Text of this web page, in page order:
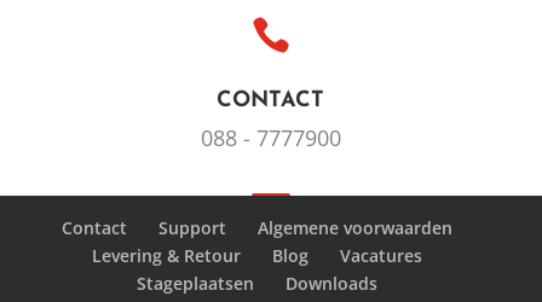

CONTACT
088 - 7777900

MAIL
Contact Support
Algemene voorwaarden
Levering & Retour
Blog
Vacatures
Stageplaatsen
Downloads